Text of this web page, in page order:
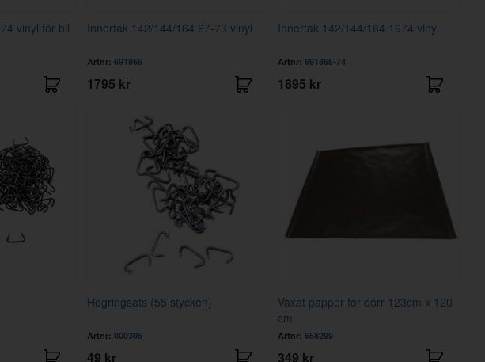
vinyl för bil
Innertak 142/144/164 67-73 vinyl
Artnr: 691865
1795 kr
Innertak 142/144/164 1974 vinyl
Artnr:691865-74
1895 kr
Hogringsats (55 stycken)
Artnr: 000305
49 kr
Vaxat papper för dörr 123cm x 120
cm
Artnr:658299
349 kr